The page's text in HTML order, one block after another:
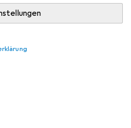
so einfach bedienbar.